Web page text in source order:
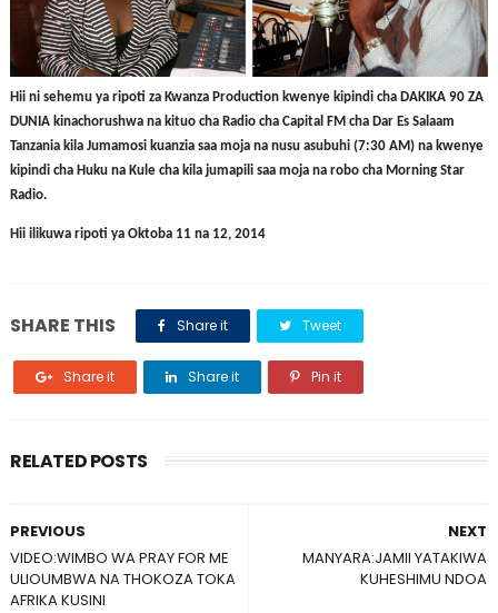
Hii ni sehemu ya ripoti za Kwanza Production kwenye kipindi cha DAKIKA 90 ZA
DUNIA kinachorushwa na kituo cha Radio cha Capital FM cha Dar Es Salaam
Tanzania kila Jumamosi kuanzia saa moja na nusu asubuhi (7:30 AM) na kwenye
kipindi cha Huku na Kule cha kila jumapili saa moja na robo cha Morning Star
Radio.
Hii ilikuwa ripoti ya Oktoba 11 na 12, 2014
SHARE THIS Share it Tweet
Share it Share it Pin it
RELATED POSTS
NEXT
MANYARA:JAMII YATAKIWA
KUHESHIMU NDOA
PREVIOUS
VIDEO:WIMBO WA PRAY FOR ME
ULIOUMBWA NA THOKOZA TOKA
AFRIKA KUSINI